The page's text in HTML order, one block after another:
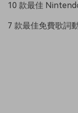
10 款最佳
7 款最佳免費歌詞